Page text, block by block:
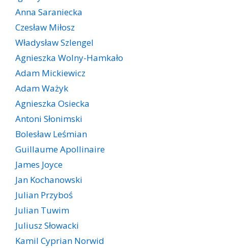
Anna Saraniecka
Czesław Miłosz
Władysław Szlengel
Agnieszka Wolny-Hamkało
Adam Mickiewicz
Adam Ważyk
Agnieszka Osiecka
Antoni Słonimski
Bolesław Leśmian
Guillaume Apollinaire
James Joyce
Jan Kochanowski
Julian Przyboś
Julian Tuwim
Juliusz Słowacki
Kamil Cyprian Norwid